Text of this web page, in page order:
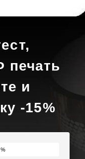
печать
и
-15%
%